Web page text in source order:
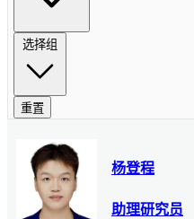
选择组
重置
杨登程
助理研究员